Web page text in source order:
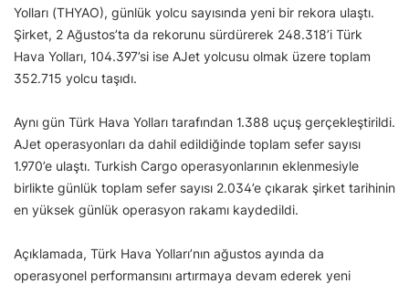
Yolları (THYAO), günlük yolcu sayısında yeni bir rekora ulaştı.
Şirket, 2 Ağustos’ta da rekorunu sürdürerek 248.318’i Türk
Hava Yolları, 104.397’si ise AJet yolcusu olmak üzere toplam
352.715 yolcu taşıdı.
Aynı gün Türk Hava Yolları tarafından 1.388 uçuş gerçekleştirildi.
AJet operasyonları da dahil edildiğinde toplam sefer sayısı
1.970’e ulaştı. Turkish Cargo operasyonlarının eklenmesiyle
birlikte günlük toplam sefer sayısı 2.034’e çıkarak şirket tarihinin
en yüksek günlük operasyon rakamı kaydedildi.
Açıklamada, Türk Hava Yolları’nın ağustos ayında da
operasyonel performansını artırmaya devam ederek yeni